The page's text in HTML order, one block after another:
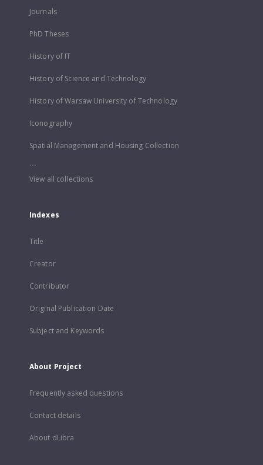
Journals
PhD Theses
History of IT
History of Science and Technology
History of Warsaw University of Technology
Iconography
Spatial Management and Housing Collection
...
View all collections
Indexes
Title
Creator
Contributor
Original Publication Date
Subject and Keywords
About Project
Frequently asked questions
Contact details
About dLibra